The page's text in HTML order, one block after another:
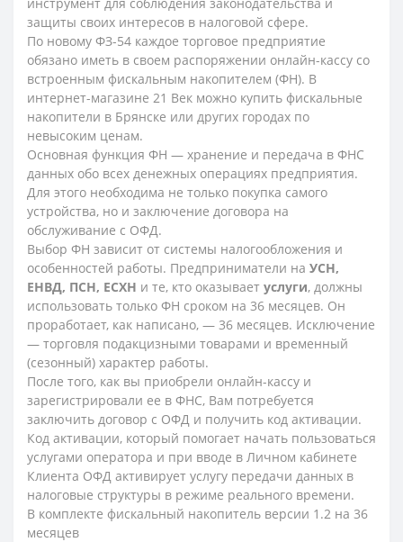
защиты своих интересов в налоговой сфере.
По новому ФЗ-54 каждое торговое предприятие
обязано иметь в своем распоряжении онлайн-кассу со
встроенным фискальным накопителем (ФН). В
интернет-магазине 21 Век можно купить фискальные
накопители в Брянске или других городах по
невысоким ценам.
Основная функция ФН — хранение и передача в ФНС
данных обо всех денежных операциях предприятия.
Для этого необходима не только покупка самого
устройства, но и заключение договора на
обслуживание с ОФД.
Выбор ФН зависит от системы налогообложения и
особенностей работы. Предприниматели на УСН,
ЕНВД, ПСН, ЕСХН и те, кто оказывает услуги, должны
использовать только ФН сроком на 36 месяцев. Он
проработает, как написано, — 36 месяцев. Исключение
— торговля подакцизными товарами и временный
(сезонный) характер работы.
После того, как вы приобрели онлайн-кассу и
зарегистрировали ее в ФНС, Вам потребуется
заключить договор с ОФД и получить код активации.
Код активации, который помогает начать пользоваться
услугами оператора и при вводе в Личном кабинете
Клиента ОФД активирует услугу передачи данных в
налоговые структуры в режиме реального времени.
В комплекте фискальный накопитель версии 1.2 на 36
месяцев